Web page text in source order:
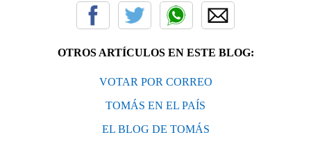
OTROS ARTÍCULOS EN ESTE BLOG:
VOTAR POR CORREO
TOMÁS EN EL PAÍS
EL BLOG DE TOMÁS